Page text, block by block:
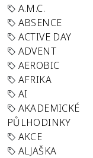
A.M.C.
ABSENCE
ACTIVE DAY
ADVENT
AEROBIC
AFRIKA
AI
AKADEMICKÉ
PŮLHODINKY
AKCE
ALJAŠKA